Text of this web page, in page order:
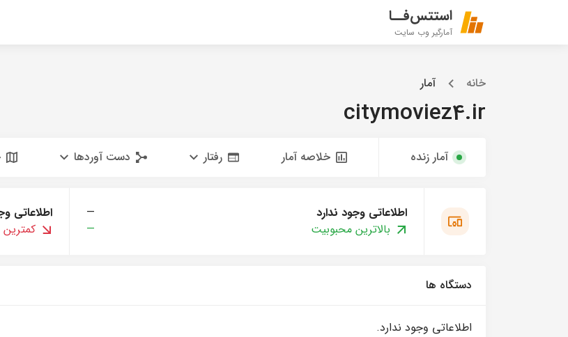
استتس‌فــا
آمارگیر وب سایت
خانه آمار
citymoviez4.ir
آمار زنده خلاصه آمار رفتار دست آوردها
اطلاعاتی وجود ندارد
—
بالاترین محبوبیت
—
اطلاعاتی
دستگاه ها
اطلاعاتی وجود ندارد.